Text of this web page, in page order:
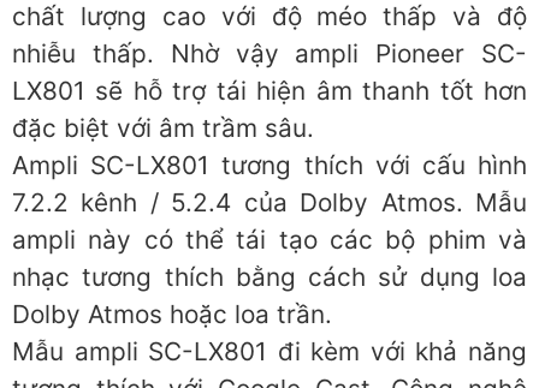
chất lượng cao với độ méo thấp và độ
nhiễu thấp. Nhờ vậy ampli Pioneer SC-
LX801 sẽ hỗ trợ tái hiện âm thanh tốt hơn
đặc biệt với âm trầm sâu.
Ampli SC-LX801 tương thích với cấu hình
7.2.2 kênh / 5.2.4 của Dolby Atmos. Mẫu
ampli này có thể tái tạo các bộ phim và
nhạc tương thích bằng cách sử dụng loa
Dolby Atmos hoặc loa trần.
Mẫu ampli SC-LX801 đi kèm với khả năng